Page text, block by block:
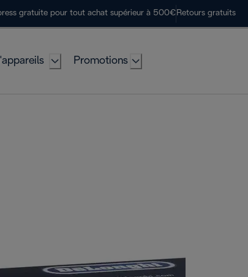
gratuite pour tout achat supérieur à 500€ Retours gratuits
Promotions